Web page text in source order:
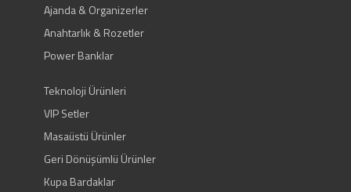
Ajanda & Organizerler
Anahtarlık & Rozetler
Power Banklar
Teknoloji Ürünleri
VIP Setler
Masaüstü Ürünler
Geri Dönüşümlü Ürünler
Kupa Bardaklar